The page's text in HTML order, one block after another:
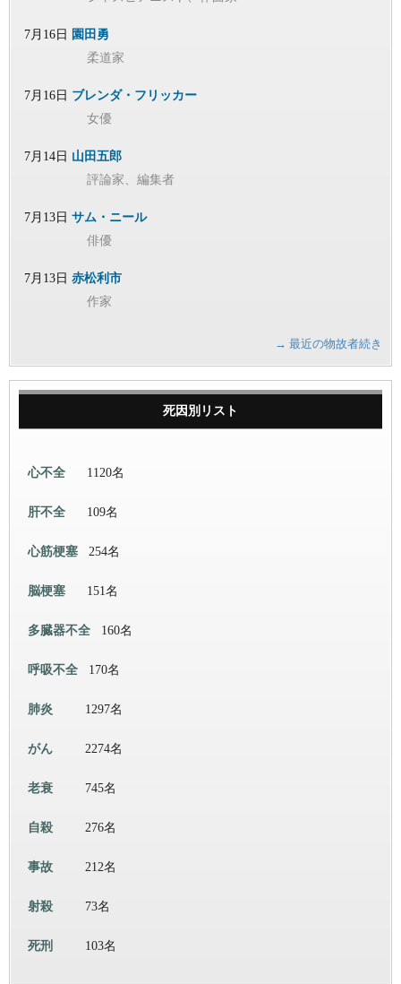
7月16日 園田勇
柔道家
7月16日 ブレンダ・フリッカー
女優
7月14日 山田五郎
評論家、編集者
7月13日 サム・ニール
俳優
7月13日 赤松利市
作家
→ 最近の物故者続き
死因別リスト
心不全 1120名
肝不全 109名
心筋梗塞 254名
脳梗塞 151名
多臓器不全 160名
呼吸不全 170名
肺炎 1297名
がん 2274名
老衰 745名
自殺 276名
事故 212名
射殺 73名
死刑 103名